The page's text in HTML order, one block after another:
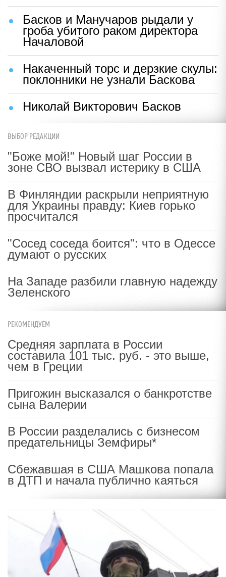
Басков и Манучаров рыдали у
гроба убитого раком директора
Началовой
Накаченный торс и дерзкие скулы:
поклонники не узнали Баскова
Николай Викторович Басков
ВЫБОР РЕДАКЦИИ
"Боже мой!" Новый шаг России в
зоне СВО вызвал истерику в США
В Финляндии раскрыли неприятную
для Украины правду: Киев горько
просчитался
"Сосед соседа боится": что в Одессе
думают о русских
На Западе разбили главную надежду
Зеленского
РЕКОМЕНДУЕМ
Средняя зарплата в России
составила 101 тыс. руб. - это выше,
чем в Греции
Пригожин высказался о банкротстве
сына Валерии
В России разделались с бизнесом
предательницы Земфиры*
Сбежавшая в США Машкова попала
в ДТП и начала публично каяться